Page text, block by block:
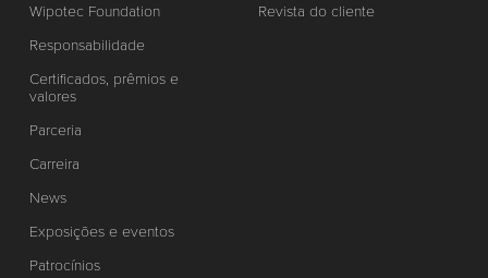
Wipotec Foundation
Responsabilidade
Certificados, prêmios e
valores
Parceria
Carreira
News
Exposições e eventos
Patrocínios
Revista do cliente